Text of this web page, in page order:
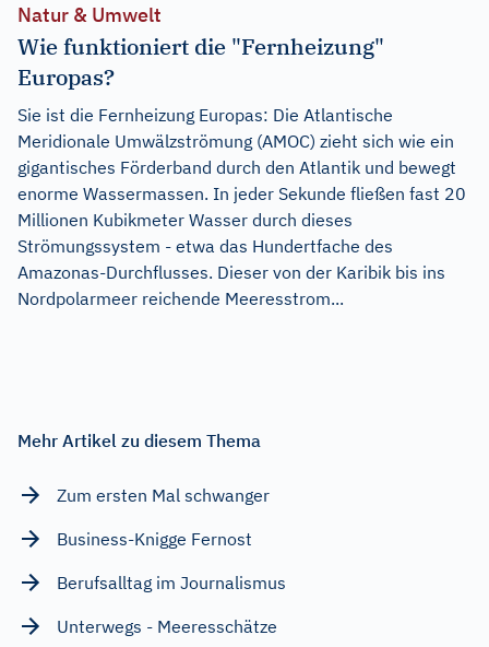
Natur & Umwelt
Wie funktioniert die "Fernheizung"
Europas?
Sie ist die Fernheizung Europas: Die Atlantische
Meridionale Umwälzströmung (AMOC) zieht sich wie ein
gigantisches Förderband durch den Atlantik und bewegt
enorme Wassermassen. In jeder Sekunde fließen fast 20
Millionen Kubikmeter Wasser durch dieses
Strömungssystem - etwa das Hundertfache des
Amazonas-Durchflusses. Dieser von der Karibik bis ins
Nordpolarmeer reichende Meeresstrom...
Mehr Artikel zu diesem Thema
Zum ersten Mal schwanger
Business-Knigge Fernost
Berufsalltag im Journalismus
Unterwegs - Meeresschätze